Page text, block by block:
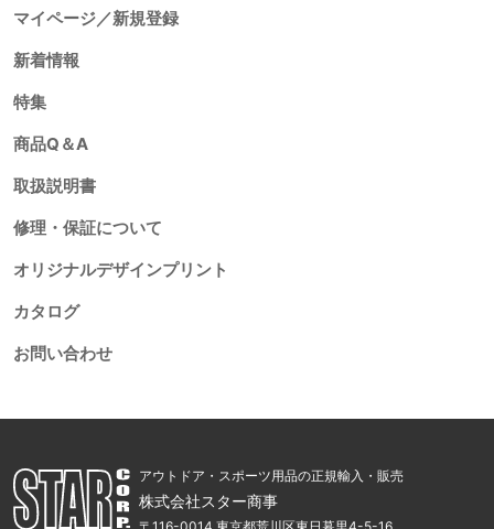
マイページ／新規登録
新着情報
特集
商品Q＆A
取扱説明書
修理・保証について
オリジナルデザインプリント
カタログ
お問い合わせ
アウトドア・スポーツ用品の正規輸入・販売
株式会社スター商事